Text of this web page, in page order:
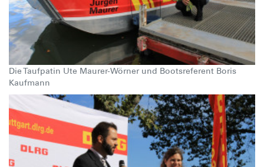
Die Taufpatin Ute Maurer-Wörner und Bootsreferent Boris
Kaufmann